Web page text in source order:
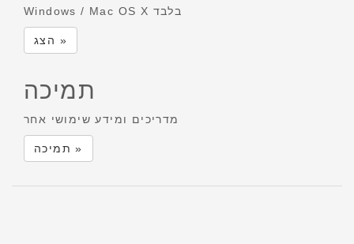
Windows / Mac OS X בלבד
הצג »
תמיכה
מדריכים ומידע שימושי אחר
תמיכה »